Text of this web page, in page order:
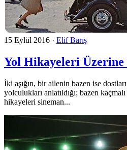
15 Eylül 2016 · Elif Barış
Yol Hikayeleri Üzerine
İki aşığın, bir ailenin bazen ise
yolculukları anlatıldığı; bazen
hikayeleri sineman...